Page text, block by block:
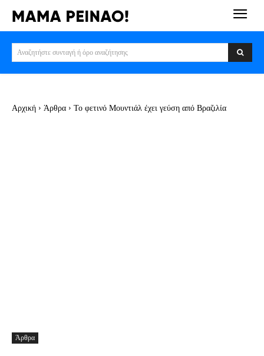
Αναζητήστε συνταγή ή όρο αναζήτησης
Αρχική Άρθρα Το φετινό Mουντιάλ έχει γεύση από Βραζιλία
Άρθρα